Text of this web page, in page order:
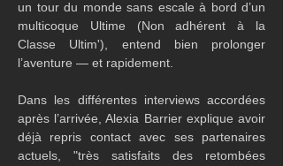
un tour du monde sans escale à bord d’un
multicoque Ultime (Non adhérent à la
Classe Ultim'), entend bien prolonger
l’aventure — et rapidement.
Dans les différentes interviews accordées
après l’arrivée, Alexia Barrier explique avoir
déjà repris contact avec ses partenaires
actuels, "très satisfaits des retombées